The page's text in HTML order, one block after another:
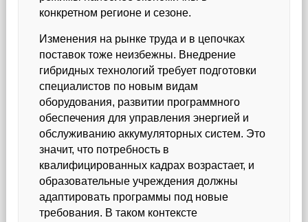
конкретном регионе и сезоне.
Изменения на рынке труда и в цепочках
поставок тоже неизбежны. Внедрение
гибридных технологий требует подготовки
специалистов по новым видам
оборудования, развитии программного
обеспечения для управления энергией и
обслуживанию аккумуляторных систем. Это
значит, что потребность в
квалифицированных кадрах возрастает, и
образовательные учреждения должны
адаптировать программы под новые
требования. В таком контексте